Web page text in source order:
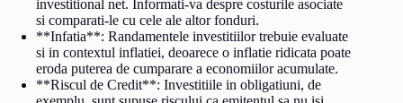
investitional net. Informati-va despre costurile asociate
si comparati-le cu cele ale altor fonduri.
**Infatia**: Randamentele investitiilor trebuie evaluate
si in contextul inflatiei, deoarece o inflatie ridicata poate
eroda puterea de cumparare a economiilor acumulate.
**Riscul de Credit**: Investitiile in obligatiuni, de